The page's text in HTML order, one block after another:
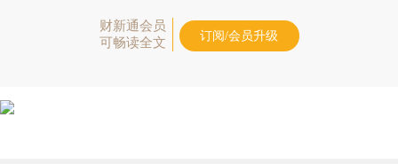
财新通会员
可畅读全文
订阅/会员升级